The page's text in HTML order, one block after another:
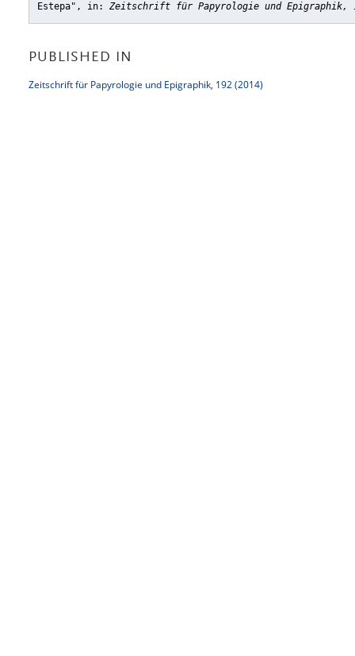
Estepa" , in: Zeitschrift für Papyrologie und Epigraphik,
PUBLISHED IN
Zeitschrift für Papyrologie und Epigraphik, 192 (2014)